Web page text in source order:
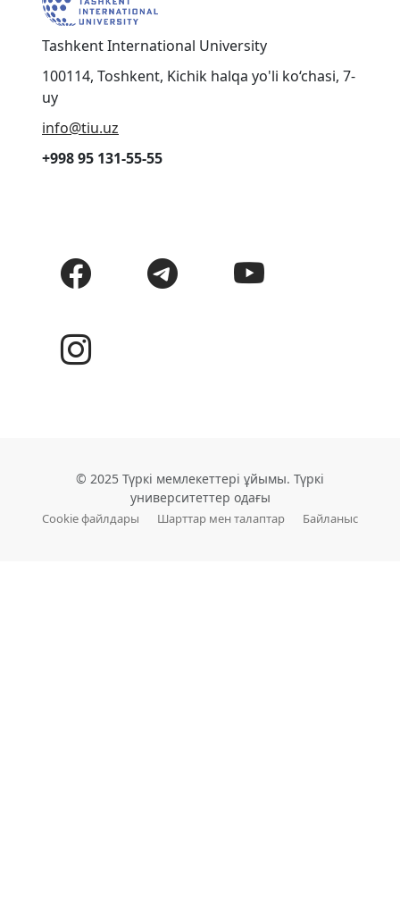
Tashkent International University
100114, Toshkent, Kichik halqa yo'li ko‘chasi, 7-
uy
info@tiu.uz
+998 95 131-55-55
© 2025 Түркі мемлекеттері ұйымы. Түркі
университеттер одағы
Cookie файлдары Шарттар мен талаптар Байланыс